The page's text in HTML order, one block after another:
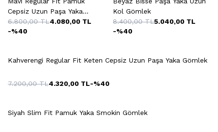
Cepsiz Uzun Paşa Yaka
Gömlek
6.800,00TL4.080,00 TL
-%40
Kol Gömlek
8.400,00TL5.040,00 TL
-%40
Kahverengi Regular Fit Keten Cepsiz Uzun Paşa Yaka Gömlek
7.200,00TL4.320,00 TL-%40
Siyah Slim Fit Pamuk Yaka Smokin Gömlek